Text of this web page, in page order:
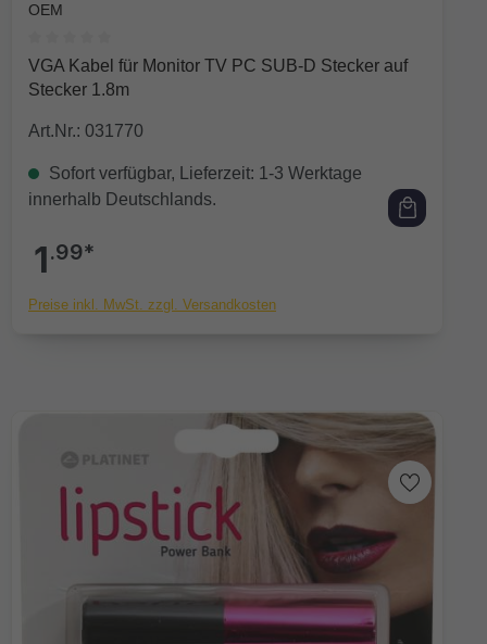
OEM
Durchschnittliche Bewertung von 0 von 5 Sternen
VGA Kabel für Monitor TV PC SUB-D Stecker auf
Stecker 1.8m
Art.Nr.: 031770
Sofort verfügbar, Lieferzeit: 1-3 Werktage
innerhalb Deutschlands.
1.99*
Preise inkl. MwSt. zzgl. Versandkosten